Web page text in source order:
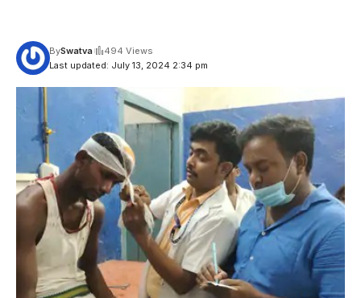
Last updated: July 13, 2024 2:34 pm
BySwatva 494 Views